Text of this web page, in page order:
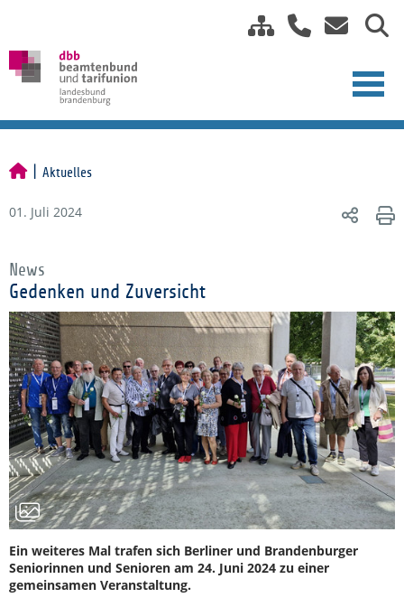
Aktuelles
01. Juli 2024
News
Gedenken und Zuversicht
Ein weiteres Mal trafen sich Berliner und Brandenburger
Seniorinnen und Senioren am 24. Juni 2024 zu einer
gemeinsamen Veranstaltung.